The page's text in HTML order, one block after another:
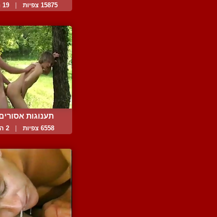
15875 צפיות 19 המלצות
תענוגות
6558 צפיות 2 המלצות